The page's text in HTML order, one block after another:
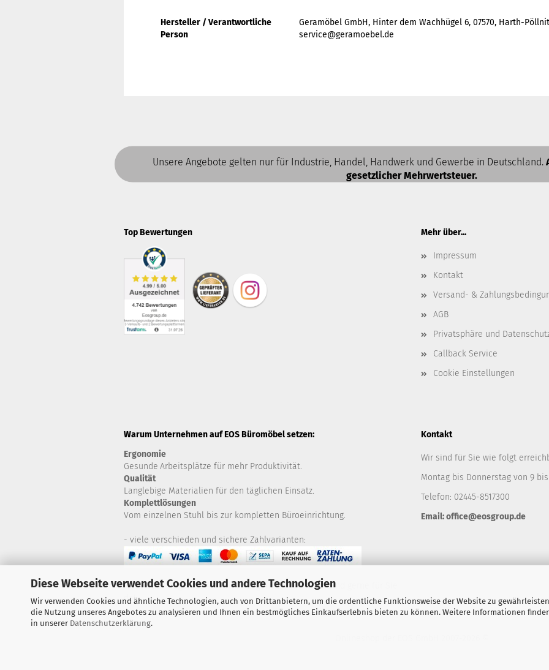
Diese Webseite verwendet Cookies und andere Technologien
Wir verwenden Cookies und ähnliche Technologien, auch von Drittanbietern, um die ordentliche Funktionsweise der Website zu
die Nutzung unseres Angebotes zu analysieren und Ihnen ein bestmögliches Einkaufserlebnis bieten zu können. Weitere Informationen
in unserer Datenschutzerklärung.
Hersteller / Verantwortliche
Person
Geramöbel GmbH, Hinter dem Wachhügel 6, 07570, Harth-
service@geramoebel.de
Unsere Angebote gelten nur für Industrie, Handel, Handwerk und Gewerbe in Deutschland.
gesetzlicher Mehrwertsteuer.
Top Bewertungen Mehr über...
Impressum
Kontakt
Versand- &
AGB
Privatsphäre und
Callback Service
Cookie Einstellungen
Warum Unternehmen auf EOS Büromöbel setzen:
Ergonomie
Gesunde Arbeitsplätze für mehr Produktivität.
Qualität
Langlebige Materialien für den täglichen Einsatz.
Komplettlösungen
Vom einzelnen Stuhl bis zur kompletten Büroeinrichtung.
- viele verschieden und sichere Zahlvarianten:
Haben Sie Fragen zu Artikeln? Zögern Sie nicht, wir sind gerne für Sie
da!
Kontakt
Wir sind für Sie wie folgt
Montag bis Donnerstag von 9 bis
Telefon: 02445-8517300
Email: office@eosgroup.de